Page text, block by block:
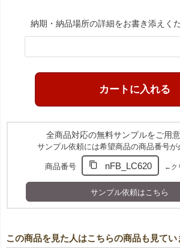
納期・納品場所の詳細をお書き添えく
全商品対応の無料サンプルをご用
サンプル依頼には希望商品の商品番号が
商品番号 nFB_LC620 ←ク
サンプル依頼はこちら
この商品を見た人はこちらの商品も見てい